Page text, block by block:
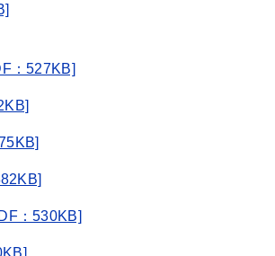
：527KB]
：530KB]